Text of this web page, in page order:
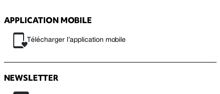
APPLICATION MOBILE
Télécharger l’application mobile
NEWSLETTER